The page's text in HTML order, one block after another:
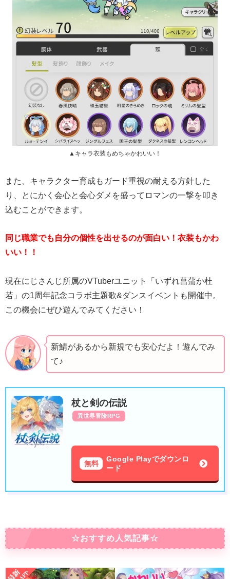
▲キャラ衣装もめちゃかわいい！
また、キャラクター育成もガード重視の耐える方針した
り、とにかく会心と会心ダメを盛ってロマンの一撃を叩き
込むことができます。
同じ職業でも自分の個性を出せるのが面白い！衣装もかわ
いい！！
現在にじさんじ所属のVTuberユニット「いずれ菖蒲か杜
若」の1周年記念コラボ主題歌&ダンスイベントも開催中。
この機会にぜひ遊んでみてください！
新鯖があるから新規でも安心だよ！遊んでみ
て♪
杖と剣の伝説
異世界冒険RPG
無料
Google Playでダウンロ
ード
☆おすすめ人気記事☆